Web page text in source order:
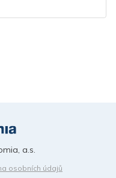
osobních údajů
a.s.